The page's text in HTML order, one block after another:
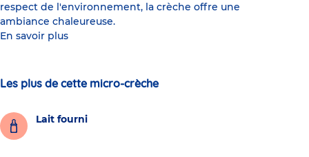
respect de l'environnement, la crèche offre une
ambiance chaleureuse.
En savoir plus
Les plus de cette micro-crèche
Lait fourni